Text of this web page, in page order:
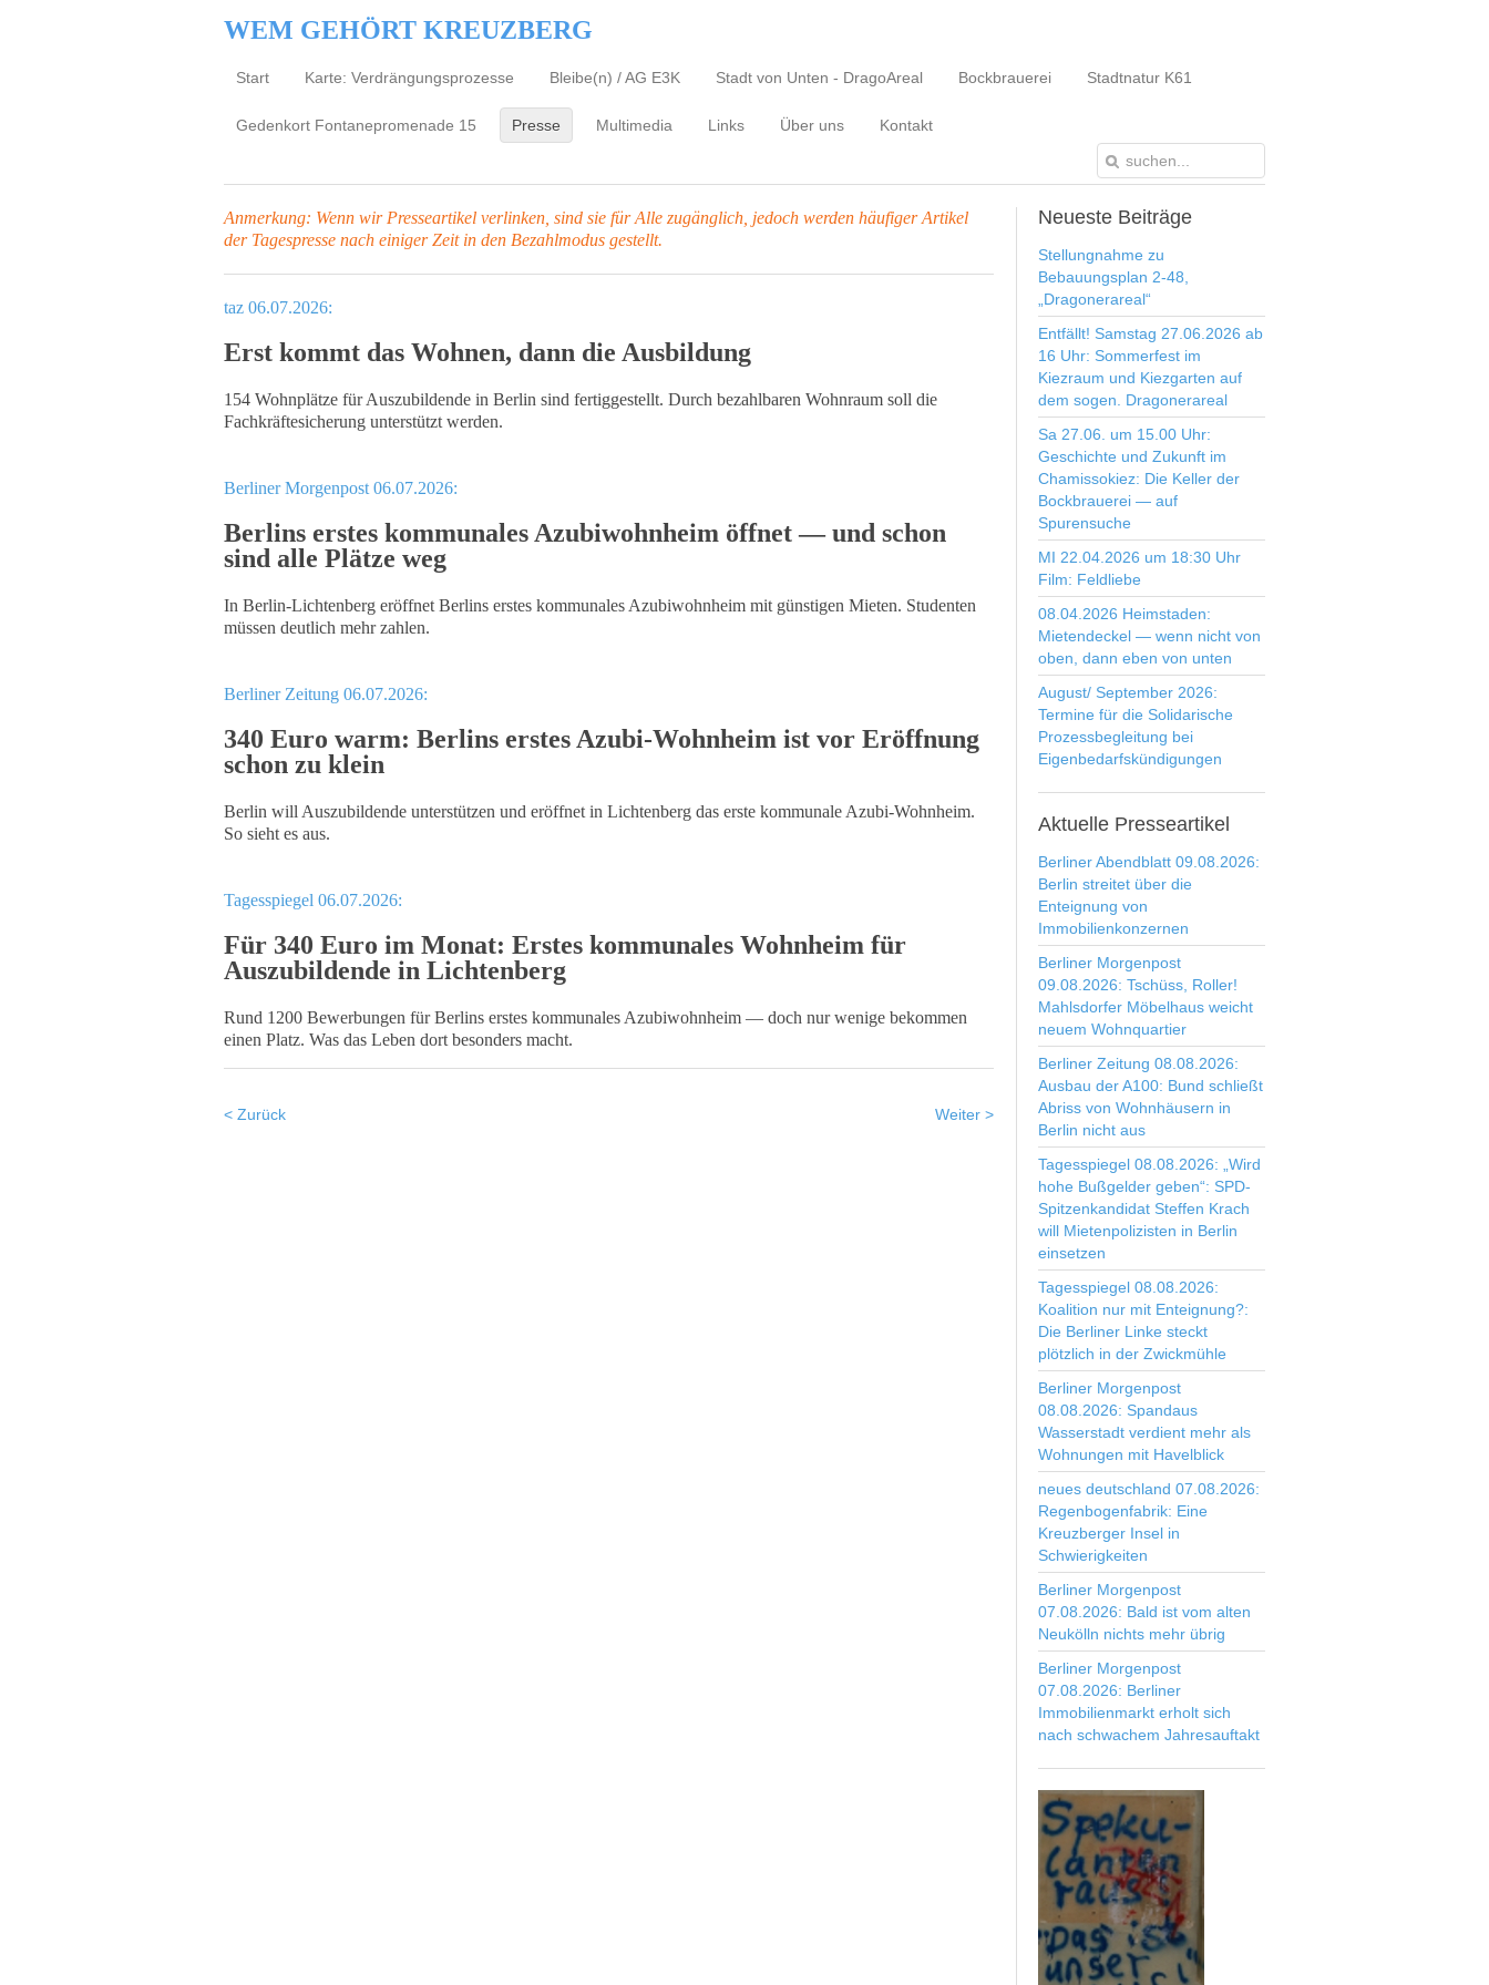
WEM GEHÖRT KREUZBERG
Start Karte: Verdrängungsprozesse Bleibe(n) / AG E3K Stadt von Unten - DragoAreal Bockbrauerei Stadtnatur K61
Gedenkort Fontanepromenade 15 Presse Multimedia Links Über uns Kontakt
Anmerkung: Wenn wir Presseartikel verlinken, sind sie für Alle zugänglich, jedoch werden häufiger Artikel
der Tagespresse nach einiger Zeit in den Bezahlmodus gestellt.
taz 06.07.2026:
Erst kommt das Wohnen, dann die Ausbildung
154 Wohnplätze für Auszubildende in Berlin sind fertiggestellt. Durch bezahlbaren Wohnraum soll die
Fachkräftesicherung unterstützt werden.
Berliner Morgenpost 06.07.2026:
Berlins erstes kommunales Azubiwohnheim öffnet — und schon
sind alle Plätze weg
In Berlin-Lichtenberg eröffnet Berlins erstes kommunales Azubiwohnheim mit günstigen Mieten. Studenten
müssen deutlich mehr zahlen.
Berliner Zeitung 06.07.2026:
340 Euro warm: Berlins erstes Azubi-Wohnheim ist vor Eröffnung
schon zu klein
Berlin will Auszubildende unterstützen und eröffnet in Lichtenberg das erste kommunale Azubi-Wohnheim.
So sieht es aus.
Tagesspiegel 06.07.2026:
Für 340 Euro im Monat: Erstes kommunales Wohnheim für
Auszubildende in Lichtenberg
Rund 1200 Bewerbungen für Berlins erstes kommunales Azubiwohnheim — doch nur wenige bekommen
einen Platz. Was das Leben dort besonders macht.
< Zurück Weiter >
Neueste Beiträge
Stellungnahme zu
Bebauungsplan 2-48,
„Dragonerareal“
Entfällt! Samstag 27.06.2026 ab
16 Uhr: Sommerfest im
Kiezraum und Kiezgarten auf
dem sogen. Dragonerareal
Sa 27.06. um 15.00 Uhr:
Geschichte und Zukunft im
Chamissokiez: Die Keller der
Bockbrauerei — auf
Spurensuche
MI 22.04.2026 um 18:30 Uhr
Film: Feldliebe
08.04.2026 Heimstaden:
Mietendeckel — wenn nicht von
oben, dann eben von unten
August/ September 2026:
Termine für die Solidarische
Prozessbegleitung bei
Eigenbedarfskündigungen
Aktuelle Presseartikel
Berliner Abendblatt 09.08.2026:
Berlin streitet über die
Enteignung von
Immobilienkonzernen
Berliner Morgenpost
09.08.2026: Tschüss, Roller!
Mahlsdorfer Möbelhaus weicht
neuem Wohnquartier
Berliner Zeitung 08.08.2026:
Ausbau der A100: Bund schließt
Abriss von Wohnhäusern in
Berlin nicht aus
Tagesspiegel 08.08.2026: „Wird
hohe Bußgelder geben“: SPD-
Spitzenkandidat Steffen Krach
will Mietenpolizisten in Berlin
einsetzen
Tagesspiegel 08.08.2026:
Koalition nur mit Enteignung?:
Die Berliner Linke steckt
plötzlich in der Zwickmühle
Berliner Morgenpost
08.08.2026: Spandaus
Wasserstadt verdient mehr als
Wohnungen mit Havelblick
neues deutschland 07.08.2026:
Regenbogenfabrik: Eine
Kreuzberger Insel in
Schwierigkeiten
Berliner Morgenpost
07.08.2026: Bald ist vom alten
Neukölln nichts mehr übrig
Berliner Morgenpost
07.08.2026: Berliner
Immobilienmarkt erholt sich
nach schwachem Jahresauftakt